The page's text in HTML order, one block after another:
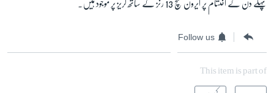
پہلے دن کے اختتام پر ایرون فنچ 13 رنز کے ساتھ کریز پر موجود ہیں۔
Follow us
This item is part of